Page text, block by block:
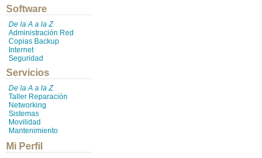
Software
De la A a la Z
Administración Red
Copias Backup
Internet
Seguridad
Servicios
De la A a la Z
Taller Reparación
Networking
Sistemas
Movilidad
Mantenimiento
Mi Perfil